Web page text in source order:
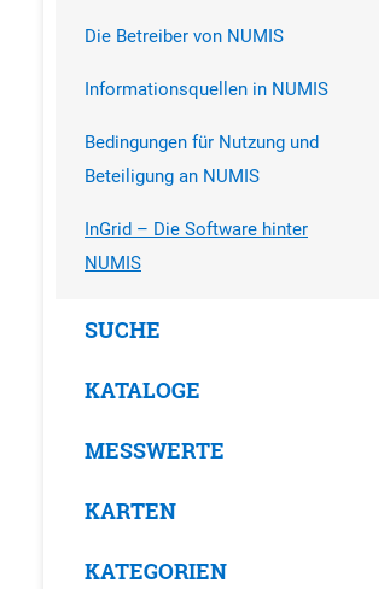
Die Betreiber von NUMIS
Informationsquellen in NUMIS
Bedingungen für Nutzung und
Beteiligung an NUMIS
InGrid – Die Software hinter
NUMIS
SUCHE
KATALOGE
MESSWERTE
KARTEN
KATEGORIEN